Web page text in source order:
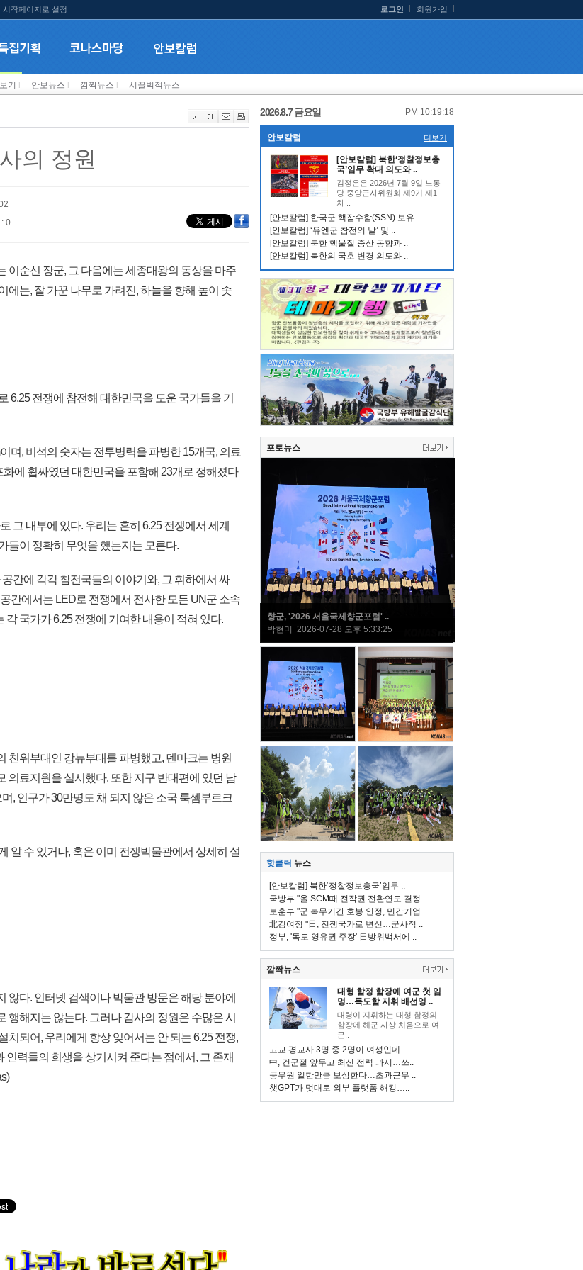
시작페이지로 설정 로그인 회원가입
기 안보뉴스 깜짝뉴스 시끌벅적뉴스
의 정원
: 0
이순신 장군, 그 다음에는 세종대왕의 동상을 마주
는, 잘 가꾼 나무로 가려진, 하늘을 향해 높이 솟
6.25 전쟁에 참전해 대한민국을 도운 국가들을 기
며, 비석의 숫자는 전투병력을 파병한 15개국, 의료
에 휩싸였던 대한민국을 포함해 23개로 정해졌다
그 내부에 있다. 우리는 흔히 6.25 전쟁에서 세계
들이 정확히 무엇을 했는지는 모른다.
간에 각각 참전국들의 이야기와, 그 휘하에서 싸
간에서는 LED로 전쟁에서 전사한 모든 UN군 소속
국가가 6.25 전쟁에 기여한 내용이 적혀 있다.
친위부대인 강뉴부대를 파병했고, 덴마크는 병원
의료지원을 실시했다. 또한 지구 반대편에 있던 남
, 인구가 30만명도 채 되지 않은 소국 룩셈부르크
알 수 있거나, 혹은 이미 전쟁박물관에서 상세히 설
않다. 인터넷 검색이나 박물관 방문은 해당 분야에
해지는 않는다. 그러나 감사의 정원은 수많은 시
치되어, 우리에게 항상 잊어서는 안 되는 6.25 전쟁,
력들의 희생을 상기시켜 준다는 점에서, 그 존재
2026.8.7 금요일 PM 10:19:18
안보칼럼 더보기
[안보칼럼] 북한‘정찰정보총
국’임무 확대 의도와 ..
김정은은 2026년 7월 9일 노동
당 중앙군사위원회 제9기 제1
차 ..
[안보칼럼] 한국군 핵잠수함(SSN) 보유..
[안보칼럼] ‘유엔군 참전의 날’ 및 ..
[안보칼럼] 북한 핵물질 증산 동향과 ..
[안보칼럼] 북한의 국호 변경 의도와 ..
포토뉴스
향군, '2026 서울국제향군포럼' ..
박현미 2026-07-28 오후 5:33:25
핫클릭 뉴스
[안보칼럼] 북한‘정찰정보총국’임무 ..
국방부 "올 SCM때 전작권 전환연도 결정 ..
보훈부 "군 복무기간 호봉 인정, 민간기업..
北김여정 "日, 전쟁국가로 변신…군사적 ..
정부, '독도 영유권 주장' 日방위백서에 ..
깜짝뉴스
대형 함정 함장에 여군 첫 임
명…독도함 지휘 배선영 ..
대령이 지휘하는 대형 함정의
함장에 해군 사상 처음으로 여
군..
고교 평교사 3명 중 2명이 여성인데..
中, 건군절 앞두고 최신 전력 과시…쓰..
공무원 일한만큼 보상한다…초과근무 ..
챗GPT가 멋대로 외부 플랫폼 해킹…..